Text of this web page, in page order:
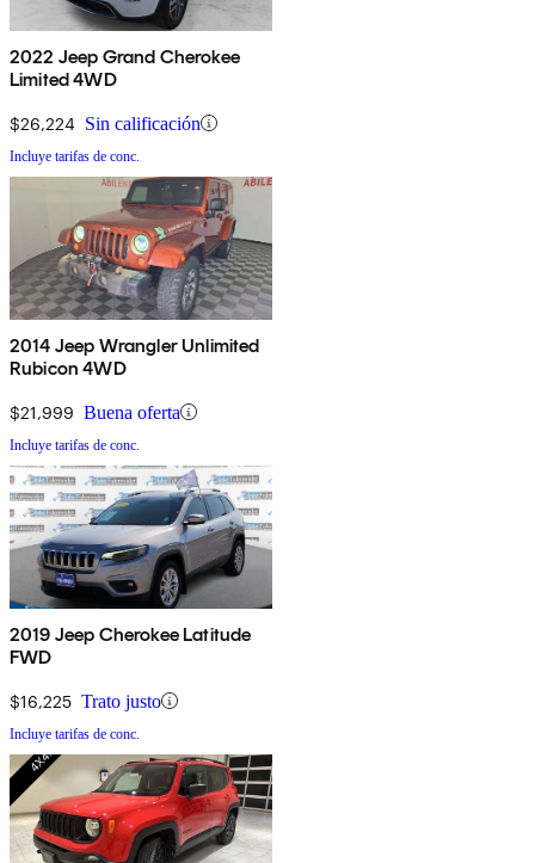
2022 Jeep Grand Cherokee
Limited 4WD
$26,224 Sin calificación
Incluye tarifas de conc.
2014 Jeep Wrangler Unlimited
Rubicon 4WD
$21,999 Buena oferta
Incluye tarifas de conc.
2019 Jeep Cherokee Latitude
FWD
$16,225 Trato justo
Incluye tarifas de conc.